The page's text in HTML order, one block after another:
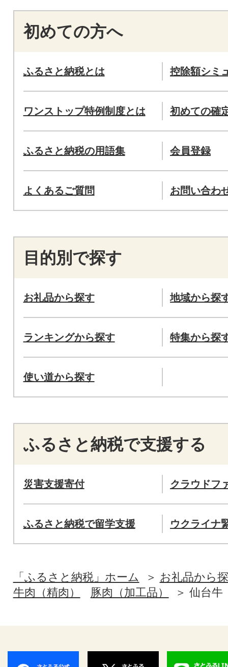
初めての方へ
ふるさと納税とは 控除額シミ
ワンストップ特例制度とは 初めての確
ふるさと納税の用語集 会員登録
よくあるご質問 お問い合わ
目的別で探す
お礼品から探す 地域から探
ランキングから探す 特集から探
使い道から探す
ふるさと納税で支援する
災害支援寄付 クラウドフ
ふるさと納税で留学支援 ウクライナ
「ふるさと納税」ホーム
お礼品から
牛肉（精肉）
豚肉（加工品） 仙台牛